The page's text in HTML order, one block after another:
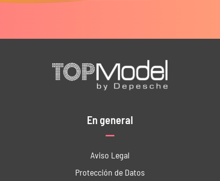
En general
Aviso Legal
Protección de Datos